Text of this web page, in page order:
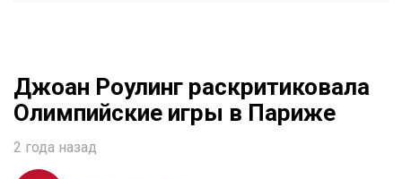
Джоан Роулинг раскритиковала
Олимпийские игры в Париже
2 года назад